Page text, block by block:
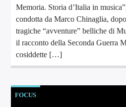
Memoria. Storia d’Italia in
condotta da Marco Chinaglia,
tragiche “avventure” belliche di
il racconto della Seconda Guerra
cosiddette […]
FOCUS